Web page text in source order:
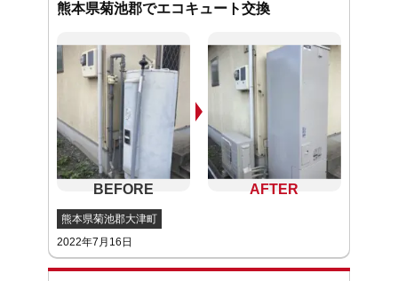
熊本県菊池郡でエコキュート交換
熊本県菊池郡大津町
2022年7月16日